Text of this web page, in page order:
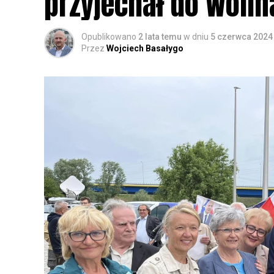
Opublikowano 2 lata temu w dniu 5 czerwca 2024
Przez Wojciech Basałygo